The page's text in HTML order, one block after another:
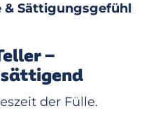
& Sättigungsgefühl
–
der Fülle.